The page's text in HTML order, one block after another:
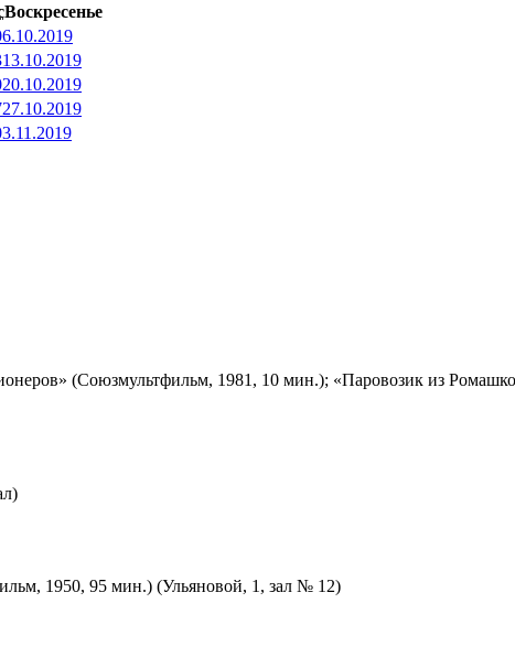
Воскресенье
13.10.2019
20.10.2019
27.10.2019
(Союзмультфильм, 1981, 10 мин.); «Паровозик из
1950, 95 мин.) (Ульяновой, 1, зал № 12)